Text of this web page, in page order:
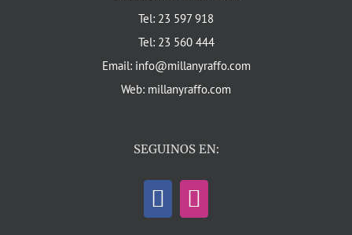
Tel: 23 597 918
Tel: 23 560 444
Email: info@millanyraffo.com
Web: millanyraffo.com
SEGUINOS EN: